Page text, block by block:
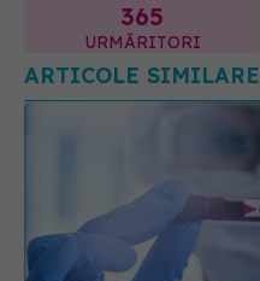
365
URMĂRITORI
ARTICOLE SIMILARE